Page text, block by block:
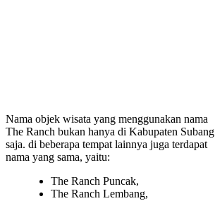
Nama objek wisata yang menggunakan nama
The Ranch bukan hanya di Kabupaten Subang
saja. di beberapa tempat lainnya juga terdapat
nama yang sama, yaitu:
The Ranch Puncak,
The Ranch Lembang,